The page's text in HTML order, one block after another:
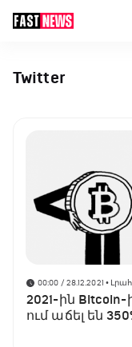
Twitter
00:00 / 28.12.2021 •
2021-ին
ում աճել են